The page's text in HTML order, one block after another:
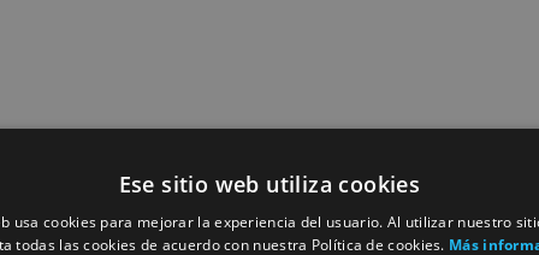
Ese sitio web utiliza cookies
usa cookies para mejorar la experiencia del usuario. Al utilizar nuestro
todas las cookies de acuerdo con nuestra Política de cookies. Más